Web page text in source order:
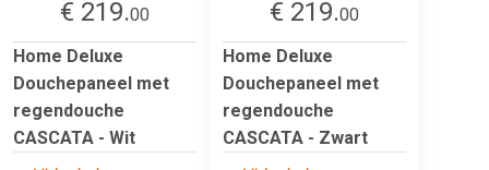
€ 219.00
Home Deluxe
Douchepaneel met
regendouche
CASCATA - Wit
€ 219.00
Home Deluxe
Douchepaneel met
regendouche
CASCATA - Zwart